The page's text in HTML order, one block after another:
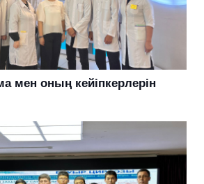
мен оның кейіпкерлерін